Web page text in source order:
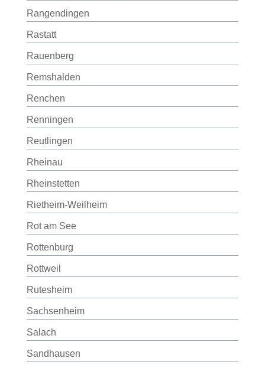
Rangendingen
Rastatt
Rauenberg
Remshalden
Renchen
Renningen
Reutlingen
Rheinau
Rheinstetten
Rietheim-Weilheim
Rot am See
Rottenburg
Rottweil
Rutesheim
Sachsenheim
Salach
Sandhausen